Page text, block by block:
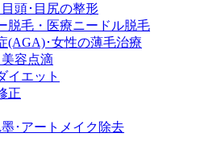
頭･目尻の整形
脱毛・医療ニードル脱毛
(AGA)･女性の薄毛治療
容点滴
イエット
正
･アートメイク除去